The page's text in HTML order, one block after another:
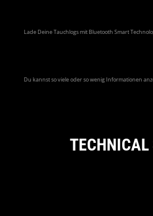
Lade Deine Tauchlogs mit Bluetooth Smart
Du kannst so viele oder so wenig Informationen
TECHNICAL